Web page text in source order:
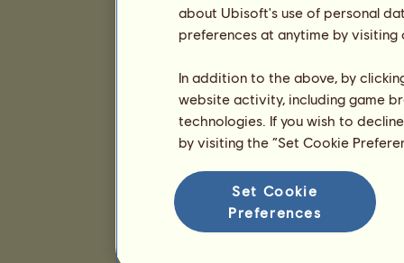
about Ubisoft's use of personal
preferences at anytime by
In addition to the above, by
website activity, including game
technologies. If you wish to
by visiting the “Set Cookie
Set Cookie
Preferences